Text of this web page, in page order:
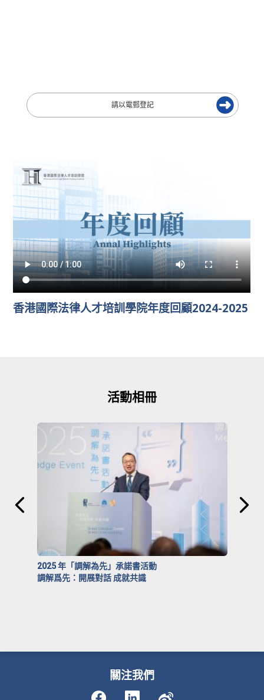
香港國際法律人才培訓學院年度回顧2024-2025
活動相冊
2025 年「調解為先」承諾書活動
調解爲先：開展對話 成就共識
關注我們